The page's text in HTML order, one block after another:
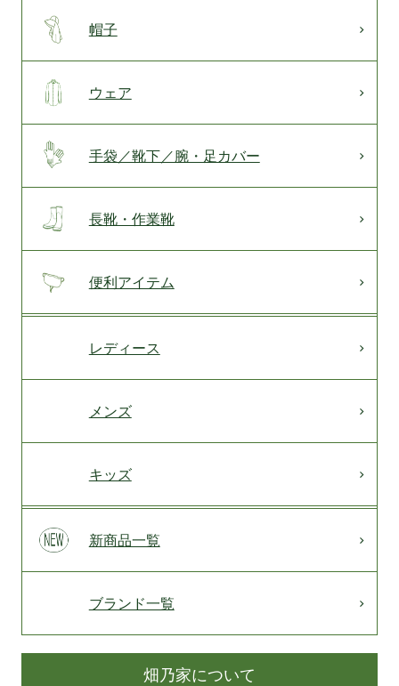
帽子
ウェア
手袋／靴下／腕・足カバー
長靴・作業靴
便利アイテム
レディース
メンズ
キッズ
新商品一覧
ブランド一覧
畑乃家について